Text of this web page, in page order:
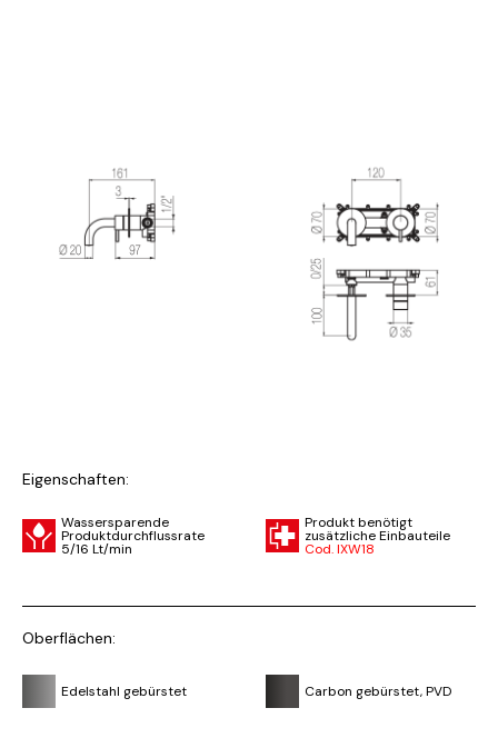
Eigenschaften:
Wassersparende
Produktdurchflussrate
5/16 Lt/min
Produkt benötigt
zusätzliche Einbauteile
Cod. IXW18
Oberflächen:
Edelstahl gebürstet Carbon gebürstet, PVD